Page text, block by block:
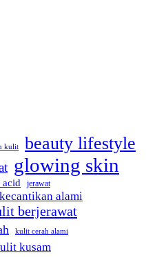
kulit beauty lifestyle
glowing skin
acid jerawat
kecantikan alami
berjerawat
kulit cerah alami
kusam